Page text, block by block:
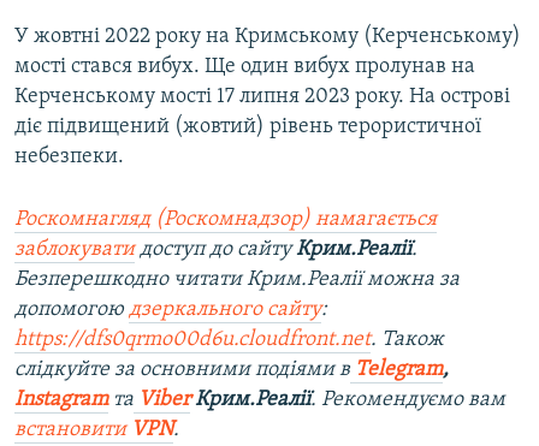
У жовтні 2022 року на Кримському (Керченському)
мості стався вибух. Ще один вибух пролунав на
Керченському мості 17 липня 2023 року. На острові
діє підвищений (жовтий) рівень терористичної
небезпеки.
Роскомнагляд (Роскомнадзор) намагається
заблокуватидоступ до сайтуКрим.Реалії.
Безперешкодно читати Крим.Реалії можна за
допомогою дзеркального сайту:
https://dfs0qrmo00d6u.cloudfront.net. Також
слідкуйте за основними подіями в Telegram,
Instagramта ViberКрим.Реалії. Рекомендуємо вам
встановити VPN.